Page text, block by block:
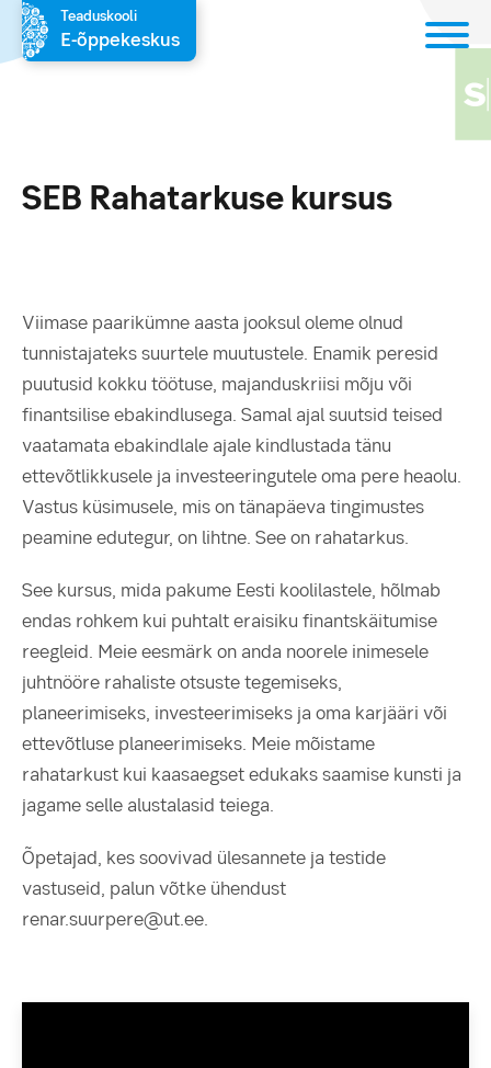
Teaduskooli
E-õppekeskus
SEB Rahatarkuse kursus
Viimase paarikümne aasta jooksul oleme olnud
tunnistajateks suurtele muutustele. Enamik peresid
puutusid kokku töötuse, majanduskriisi mõju või
finantsilise ebakindlusega. Samal ajal suutsid teised
vaatamata ebakindlale ajale kindlustada tänu
ettevõtlikkusele ja investeeringutele oma pere heaolu.
Vastus küsimusele, mis on tänapäeva tingimustes
peamine edutegur, on lihtne. See on rahatarkus.
See kursus, mida pakume Eesti koolilastele, hõlmab
endas rohkem kui puhtalt eraisiku finantskäitumise
reegleid. Meie eesmärk on anda noorele inimesele
juhtnööre rahaliste otsuste tegemiseks,
planeerimiseks, investeerimiseks ja oma karjääri või
ettevõtluse planeerimiseks. Meie mõistame
rahatarkust kui kaasaegset edukaks saamise kunsti ja
jagame selle alustalasid teiega.
Õpetajad, kes soovivad ülesannete ja testide
vastuseid, palun võtke ühendust
renar.suurpere@ut.ee.